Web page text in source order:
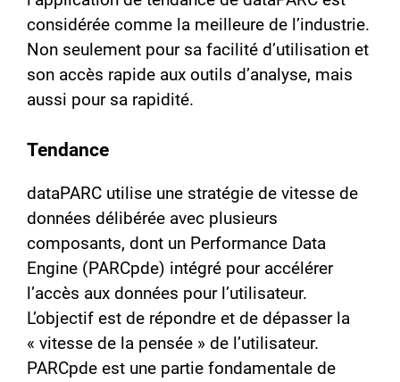
considérée comme la meilleure de l’industrie.
Non seulement pour sa facilité d’utilisation et
son accès rapide aux outils d’analyse, mais
aussi pour sa rapidité.
Tendance
dataPARC utilise une stratégie de vitesse de
données délibérée avec plusieurs
composants, dont un Performance Data
Engine (PARCpde) intégré pour accélérer
l’accès aux données pour l’utilisateur.
L’objectif est de répondre et de dépasser la
« vitesse de la pensée » de l’utilisateur.
PARCpde est une partie fondamentale de